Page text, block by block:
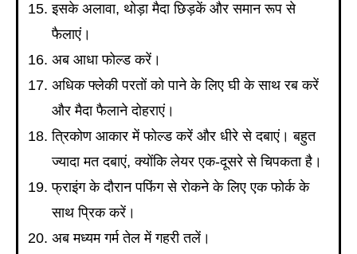
इसके अलावा, थोड़ा मैदा छिड़कें और समान रूप से
फैलाएं।
अब आधा फोल्ड करें।
अधिक फ्लेकी परतों को पाने के लिए घी के साथ रब करें
और मैदा फैलाने दोहराएं।
त्रिकोण आकार में फोल्ड करें और धीरे से दबाएं। बहुत
ज्यादा मत दबाएं, क्योंकि लेयर एक-दूसरे से चिपकता है।
फ्राइंग के दौरान पफिंग से रोकने के लिए एक फोर्क के
साथ प्रिक करें।
अब मध्यम गर्म तेल में गहरी तलें।